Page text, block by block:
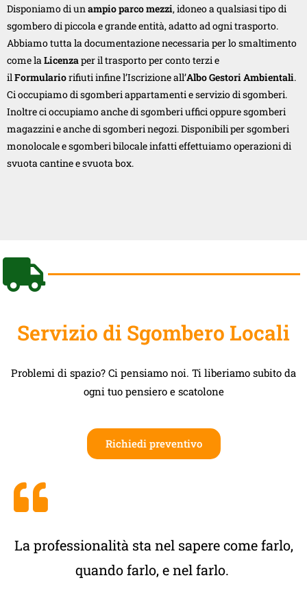
Disponiamo di un ampio parco mezzi, idoneo a qualsiasi tipo di
sgombero di piccola e grande entità, adatto ad ogni trasporto.
Abbiamo tutta la documentazione necessaria per lo smaltimento
come la Licenza per il trasporto per conto terzi e
il Formulariorifiuti infine l’Iscrizione all’Albo Gestori Ambientali.
Ci occupiamo di sgomberi appartamenti e servizio di sgomberi.
Inoltre ci occupiamo anche di sgomberi uffici oppure sgomberi
magazzini e anche di sgomberi negozi. Disponibili per sgomberi
monolocale e sgomberi bilocale infatti effettuiamo operazioni di
svuota cantine e svuota box.
Servizio di Sgombero Locali
Problemi di spazio? Ci pensiamo noi. Ti liberiamo subito da
ogni tuo pensiero e scatolone
Richiedi preventivo
La professionalità sta nel sapere come farlo,
quando farlo, e nel farlo.